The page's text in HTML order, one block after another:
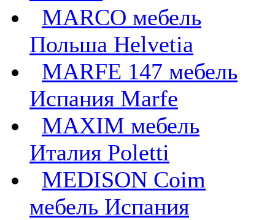
MARCO мебель
Польша Helvetia
MARFE 147 мебель
Испания Marfe
MAXIM мебель
Италия Poletti
MEDISON Coim
мебель Испания